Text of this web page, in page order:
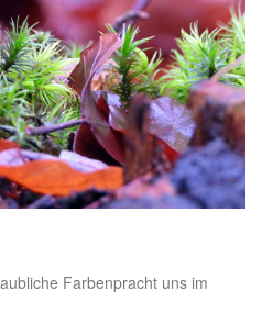
Farbenpracht uns im